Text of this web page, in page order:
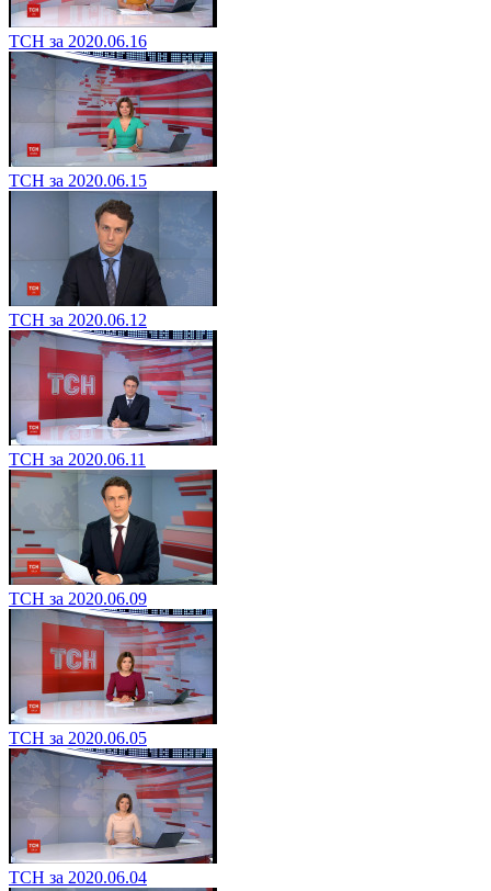
ТСН за 2020.06.16
ТСН за 2020.06.15
ТСН за 2020.06.12
ТСН за 2020.06.11
ТСН за 2020.06.09
ТСН за 2020.06.05
ТСН за 2020.06.04